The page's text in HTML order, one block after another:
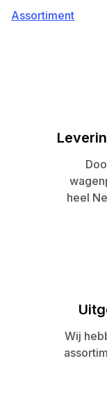
Assortiment
heel
Wij